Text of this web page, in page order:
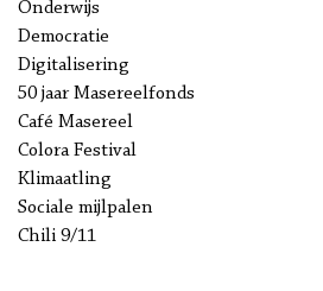
Onderwijs
Democratie
Digitalisering
50 jaar Masereelfonds
Café Masereel
Colora Festival
Klimaatling
Sociale mijlpalen
Chili 9/11